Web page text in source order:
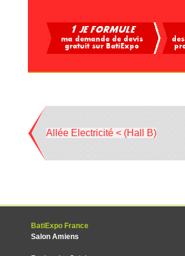
Allée Electricité < (Hall B)
BatiExpo France
Salon Amiens